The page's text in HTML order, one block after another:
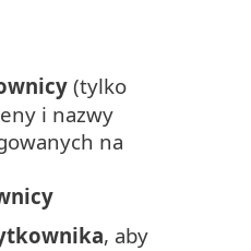
(tylko
i nazwy
na
, aby